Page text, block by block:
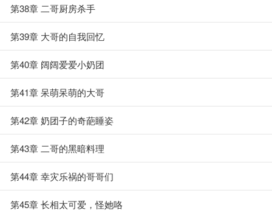
第38章 二哥厨房杀手
第39章 大哥的自我回忆
第40章 阔阔爱爱小奶团
第41章 呆萌呆萌的大哥
第42章 奶团子的奇葩睡姿
第43章 二哥的黑暗料理
第44章 幸灾乐祸的哥哥们
第45章 长相太可爱，怪她咯